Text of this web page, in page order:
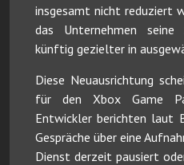
insgesamt nicht reduziert
das Unternehmen seine
künftig gezielter in
Diese Neuausrichtung
für den Xbox Game
Entwickler berichten laut
Gespräche über eine
Dienst derzeit pausiert